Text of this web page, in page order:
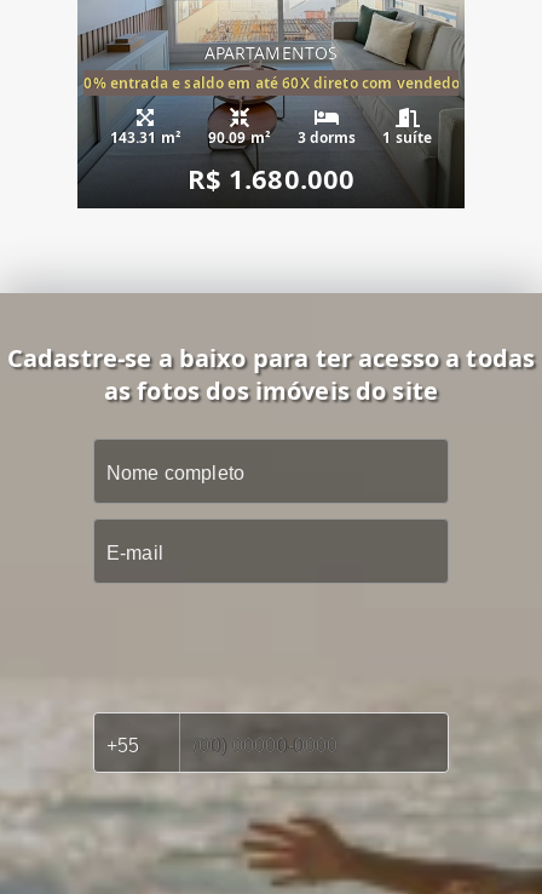
APARTAMENTOS
20% entrada e saldo em até 60X direto com vendedor
143.31 m² 90.09 m² 3 dorms 1 suíte
R$ 1.680.000
Cadastre-se a baixo para ter acesso a todas
as fotos dos imóveis do site